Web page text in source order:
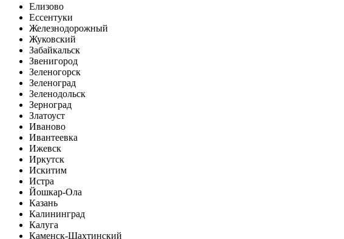
Елизово
Ессентуки
Железнодорожный
Жуковский
Забайкальск
Звенигород
Зеленогорск
Зеленоград
Зеленодольск
Зерноград
Златоуст
Иваново
Ивантеевка
Ижевск
Иркутск
Искитим
Истра
Йошкар-Ола
Казань
Калининград
Калуга
Каменск-Шахтинский